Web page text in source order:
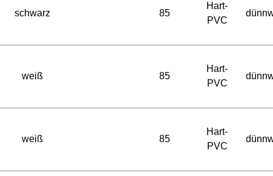
schwarz 85
Hart-
PVC
weiß 85
Hart-
PVC
weiß 85
Hart-
PVC